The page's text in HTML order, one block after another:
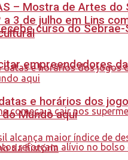
curso do Sebrae-
empreendedores
– Mostra de Artes do
a 3 de julho em Lins
e horários dos
do Mundo aqui